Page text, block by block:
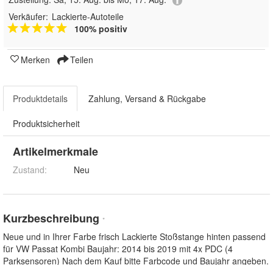
Verkäufer: Lackierte-Autoteile
100% positiv
Merken Teilen
Produktdetails Zahlung, Versand & Rückgabe
Produktsicherheit
Artikelmerkmale
Zustand: Neu
Kurzbeschreibung *
Neue und in Ihrer Farbe frisch Lackierte Stoßstange hinten passend
für VW Passat Kombi Baujahr: 2014 bis 2019 mit 4x PDC (4
Parksensoren) Nach dem Kauf bitte Farbcode und Baujahr angeben.